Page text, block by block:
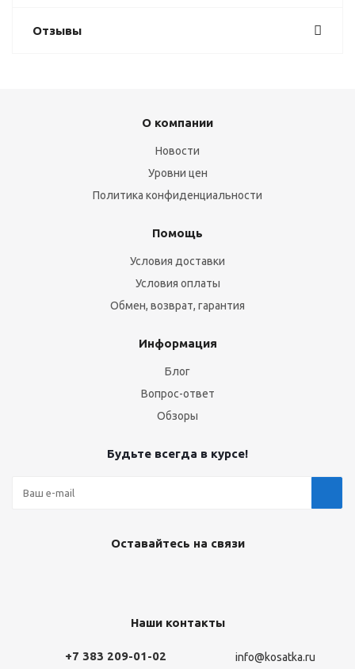
Отзывы
О компании
Новости
Уровни цен
Политика конфиденциальности
Помощь
Условия доставки
Условия оплаты
Обмен, возврат, гарантия
Информация
Блог
Вопрос-ответ
Обзоры
Будьте всегда в курсе!
Оставайтесь на связи
Наши контакты
+7 383 209-01-02 info@kosatka.ru